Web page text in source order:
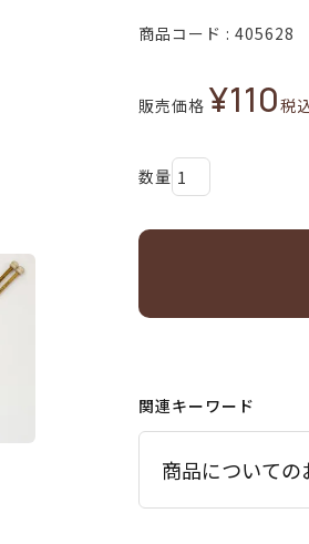
商品コード 405628
販売価格 ¥110税
関連キーワード
商品についての